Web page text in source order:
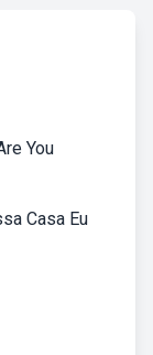
You
Casa Eu